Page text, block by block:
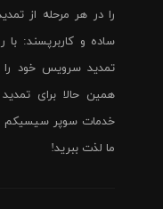
را در هر مرحله از
ساده و کاربرپسند:
تمدید سرویس خود را
همین حالا برای
خدمات سوپر سیسیکم
ما لذت ببرید!